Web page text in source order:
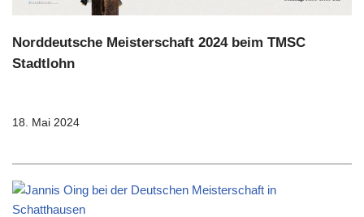
Norddeutsche Meisterschaft 2024 beim TMSC
Stadtlohn
18. Mai 2024